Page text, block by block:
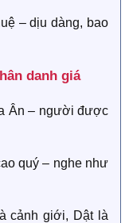
– dịu dàng, bao
danh giá​
Ân – người được
quý – nghe như
cảnh giới, Dật là